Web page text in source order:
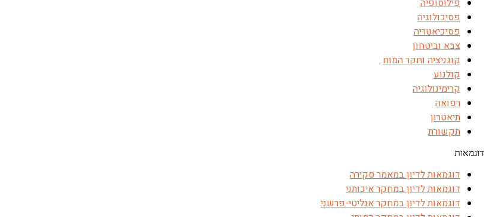
פילוסופיה
פסיכולוגיה
פסיכיאטריה
צבא וביטחון
קוגניציה וחקר המוח
קולנוע
קרימינולוגיה
רפואה
תיאטרון
תקשורת
דוגמאות
דוגמאות לדיון במאמר סקירה
דוגמאות לדיון במחקר איכותני
דוגמאות לדיון במחקר אנליטי-פרשני